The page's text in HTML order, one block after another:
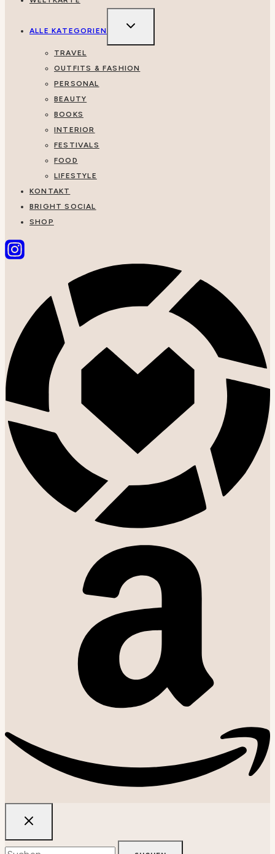
ALLE KATEGORIEN
UNTERMENÜ
UMSCHALTEN
TRAVEL
OUTFITS & FASHION
PERSONAL
BEAUTY
BOOKS
INTERIOR
FESTIVALS
FOOD
LIFESTYLE
KONTAKT
BRIGHT SOCIAL
SHOP
Suchen